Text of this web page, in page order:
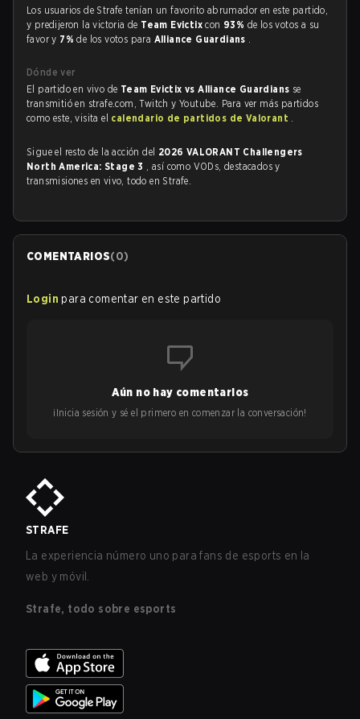
Los usuarios de Strafe tenían un favorito abrumador en este partido,
y predijeron la victoria de Team Evictixcon 93% de los votos a su
favor y 7%de los votos para Alliance Guardians .
Dónde ver
El partido en vivo de Team Evictix vs Alliance Guardians se
transmitió en strafe.com, Twitch y Youtube. Para ver más partidos
como este, visita el calendario de partidos de Valorant .
Sigue el resto de la acción del 2026 VALORANT Challengers
North America: Stage 3 , así como VODs, destacados y
transmisiones en vivo, todo en Strafe.
COMENTARIOS(0)
Login para comentar en este partido
Aún no hay comentarios
¡Inicia sesión y sé el primero en comenzar la conversación!
STRAFE
La experiencia número uno para fans de esports en la
web y móvil.
Strafe, todo sobre esports